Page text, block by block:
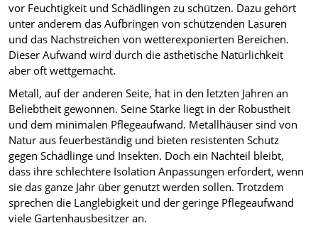
vor Feuchtigkeit und Schädlingen zu schützen. Dazu gehört
unter anderem das Aufbringen von schützenden Lasuren
und das Nachstreichen von wetterexponierten Bereichen.
Dieser Aufwand wird durch die ästhetische Natürlichkeit
aber oft wettgemacht.
Metall, auf der anderen Seite, hat in den letzten Jahren an
Beliebtheit gewonnen. Seine Stärke liegt in der Robustheit
und dem minimalen Pflegeaufwand. Metallhäuser sind von
Natur aus feuerbeständig und bieten resistenten Schutz
gegen Schädlinge und Insekten. Doch ein Nachteil bleibt,
dass ihre schlechtere Isolation Anpassungen erfordert, wenn
sie das ganze Jahr über genutzt werden sollen. Trotzdem
sprechen die Langlebigkeit und der geringe Pflegeaufwand
viele Gartenhausbesitzer an.